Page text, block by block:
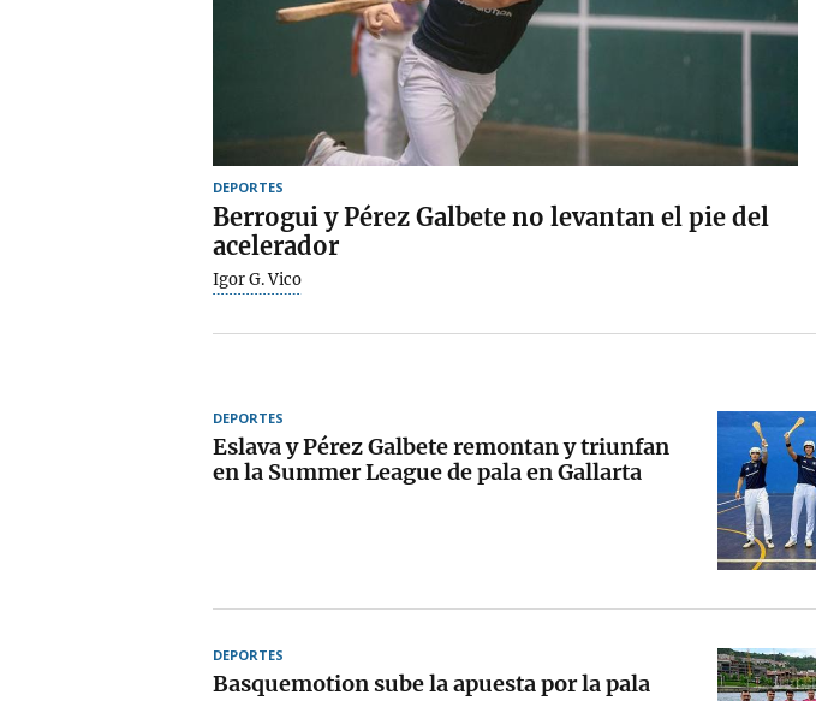
DEPORTES
Berrogui y Pérez Galbete no levantan el pie del
acelerador
Igor G. Vico
DEPORTES
Eslava y Pérez Galbete remontan y triunfan
en la Summer League de pala en Gallarta
DEPORTES
Basquemotion sube la apuesta por la pala